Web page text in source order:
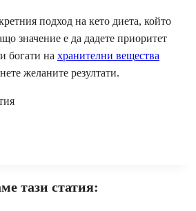
подход на кето диета, който
значение е да дадете приоритет
богати на хранителни вещества
желаните резултати.
тази статия: